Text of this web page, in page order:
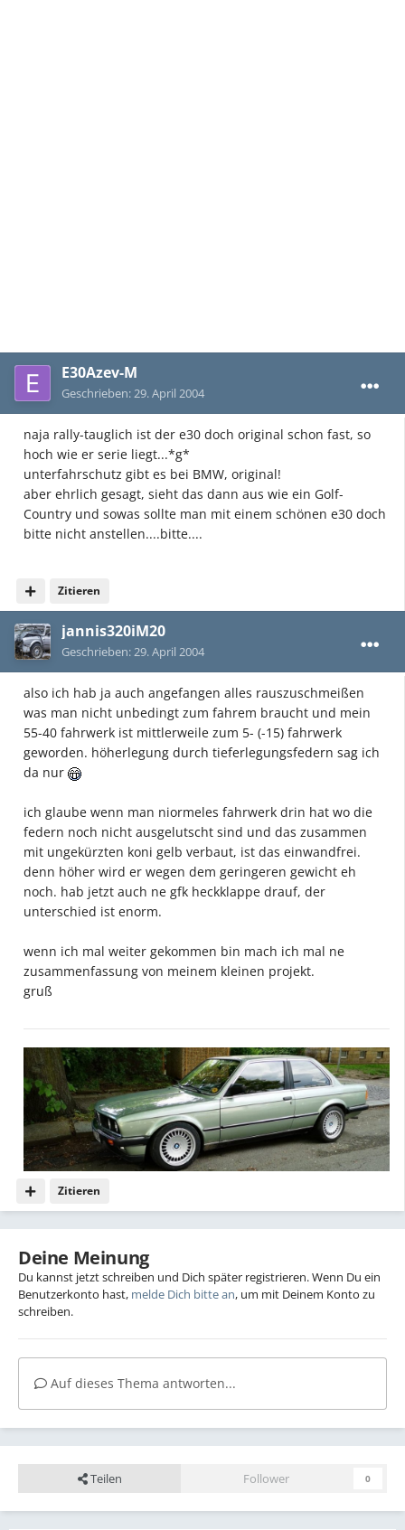
E30Azev-M
Geschrieben:29. April 2004
naja rally-tauglich ist der e30 doch original schon fast, so
hoch wie er serie liegt...*g*
unterfahrschutz gibt es bei BMW, original!
aber ehrlich gesagt, sieht das dann aus wie ein Golf-
Country und sowas sollte man mit einem schönen e30 doch
bitte nicht anstellen....bitte....
Zitieren
jannis320iM20
Geschrieben:29. April 2004
also ich hab ja auch angefangen alles rauszuschmeißen
was man nicht unbedingt zum fahrem braucht und mein
55-40 fahrwerk ist mittlerweile zum 5- (-15) fahrwerk
geworden. höherlegung durch tieferlegungsfedern sag ich
da nur
ich glaube wenn man niormeles fahrwerk drin hat wo die
federn noch nicht ausgelutscht sind und das zusammen
mit ungekürzten koni gelb verbaut, ist das einwandfrei.
denn höher wird er wegen dem geringeren gewicht eh
noch. hab jetzt auch ne gfk heckklappe drauf, der
unterschied ist enorm.
wenn ich mal weiter gekommen bin mach ich mal ne
zusammenfassung von meinem kleinen projekt.
gruß
Zitieren
Deine Meinung
Du kannst jetzt schreiben und Dich später registrieren. Wenn Du ein
Benutzerkonto hast, melde Dich bitte an, um mit Deinem Konto zu
schreiben.
Auf dieses Thema antworten...
Teilen Follower 0